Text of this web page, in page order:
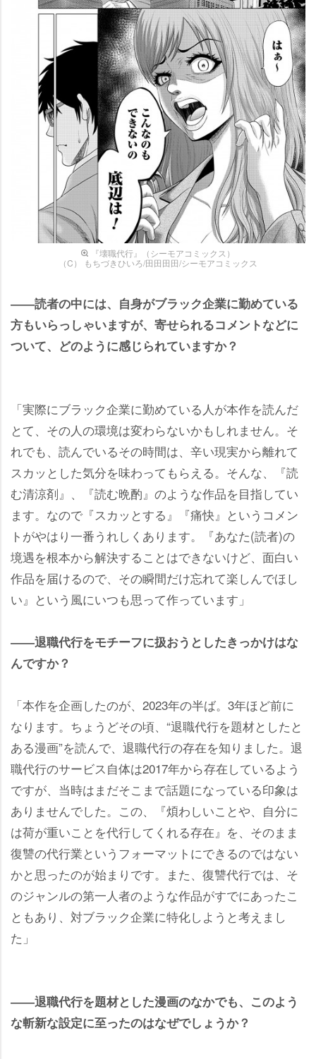
『壊職代行』（シーモアコミックス）
（C） もちづきひいろ/田田田田/シーモアコミックス
――読者の中には、自身がブラック企業に勤めている
方もいらっしゃいますが、寄せられるコメントなどに
ついて、どのように感じられていますか？
「実際にブラック企業に勤めている人が本作を読んだ
とて、その人の環境は変わらないかもしれません。そ
れでも、読んでいるその時間は、辛い現実から離れて
スカッとした気分を味わってもらえる。そんな、『読
む清涼剤』、『読む晩酌』のような作品を目指してい
ます。なので『スカッとする』『痛快』というコメン
トがやはり一番うれしくあります。『あなた(読者)の
境遇を根本から解決することはできないけど、面白い
作品を届けるので、その瞬間だけ忘れて楽しんでほし
い』という風にいつも思って作っています」
――退職代行をモチーフに扱おうとしたきっかけはな
んですか？
「本作を企画したのが、2023年の半ば。3年ほど前に
なります。ちょうどその頃、“退職代行を題材としたと
ある漫画”を読んで、退職代行の存在を知りました。退
職代行のサービス自体は2017年から存在しているよう
ですが、当時はまだそこまで話題になっている印象は
ありませんでした。この、『煩わしいことや、自分に
は荷が重いことを代行してくれる存在』を、そのまま
復讐の代行業というフォーマットにできるのではない
かと思ったのが始まりです。また、復讐代行では、そ
のジャンルの第一人者のような作品がすでにあったこ
ともあり、対ブラック企業に特化しようと考えまし
た」
――退職代行を題材とした漫画のなかでも、このよう
な斬新な設定に至ったのはなぜでしょうか？